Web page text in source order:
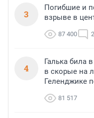
3
Погибшие и
взрыве в
87 400
4
Галька била
в скорые на
Геленджике
81 517